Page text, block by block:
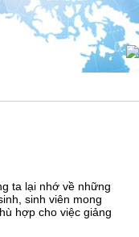
ta lại nhớ về những
sinh viên mong
hợp cho việc giảng